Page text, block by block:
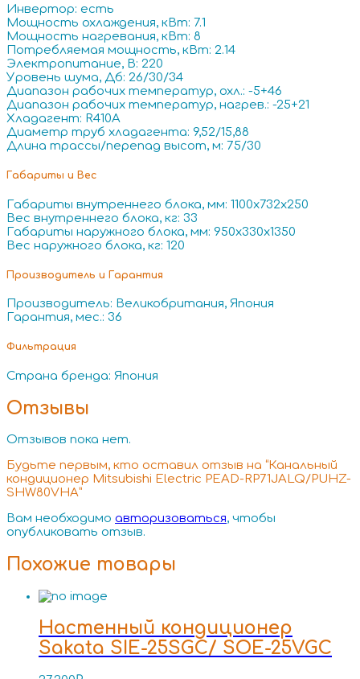
Инвертор: есть
Мощность охлаждения, кВт: 7.1
Мощность нагревания, кВт: 8
Потребляемая мощность, кВт: 2.14
Электропитание, В: 220
Уровень шума, Дб: 26/30/34
Диапазон рабочих температур, охл.: -5+46
Диапазон рабочих температур, нагрев.: -25+21
Хладагент: R410A
Диаметр труб хладагента: 9,52/15,88
Длина трассы/перепад высот, м: 75/30
Габариты и Вес
Габариты внутреннего блока, мм: 1100x732x250
Вес внутреннего блока, кг: 33
Габариты наружного блока, мм: 950x330x1350
Вес наружного блока, кг: 120
Производитель и Гарантия
Производитель: Великобритания, Япония
Гарантия, мес.: 36
Фильтрация
Страна бренда: Япония
Отзывы
Отзывов пока нет.
Будьте первым, кто оставил отзыв на “Канальный
кондиционер Mitsubishi Electric PEAD-RP71JALQ/PUHZ-
SHW80VHA”
Вам необходимо авторизоваться, чтобы
опубликовать отзыв.
Похожие товары
Настенный кондиционер
Sakata SIE-25SGC/ SOE-25VGC